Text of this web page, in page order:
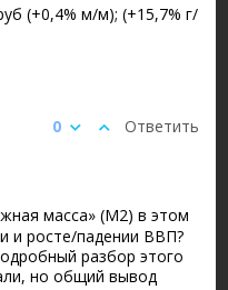
(+0,4% м/м); (+15,7% г/
Ответить
0
масса» (М2) в этом
и росте/падении ВВП?
разбор этого
но общий вывод